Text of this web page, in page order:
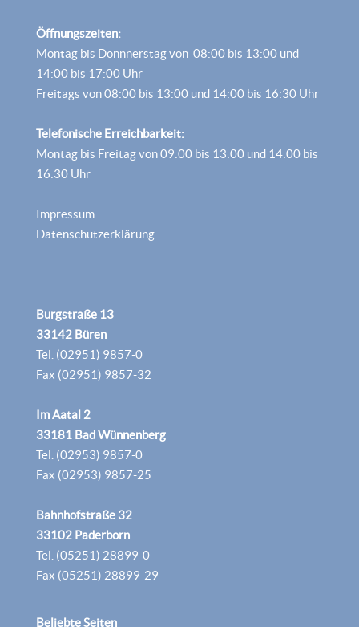
Öffnungszeiten:
Montag bis Donnnerstag von 08:00 bis 13:00 und
14:00 bis 17:00 Uhr
Freitags von 08:00 bis 13:00 und 14:00 bis 16:30 Uhr
Telefonische Erreichbarkeit:
Montag bis Freitag von 09:00 bis 13:00 und 14:00 bis
16:30 Uhr
Impressum
Datenschutzerklärung
Burgstraße 13
33142 Büren
Tel. (02951) 9857-0
Fax (02951) 9857-32
Im Aatal 2
33181 Bad Wünnenberg
Tel. (02953) 9857-0
Fax (02953) 9857-25
Bahnhofstraße 32
33102 Paderborn
Tel. (05251) 28899-0
Fax (05251) 28899-29
Beliebte Seiten